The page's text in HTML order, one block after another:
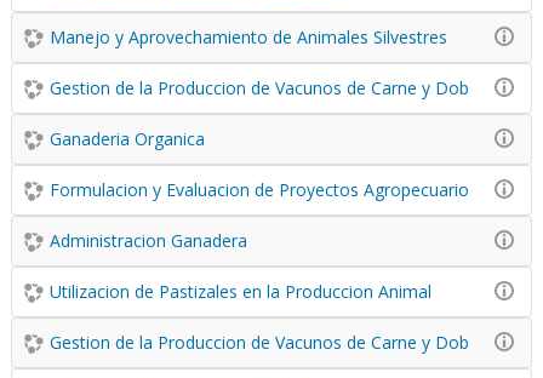
Manejo y Aprovechamiento de Animales Silvestres
Gestion de la Produccion de Vacunos de Carne y Dob
Ganaderia Organica
Formulacion y Evaluacion de Proyectos Agropecuario
Administracion Ganadera
Utilizacion de Pastizales en la Produccion Animal
Gestion de la Produccion de Vacunos de Carne y Dob